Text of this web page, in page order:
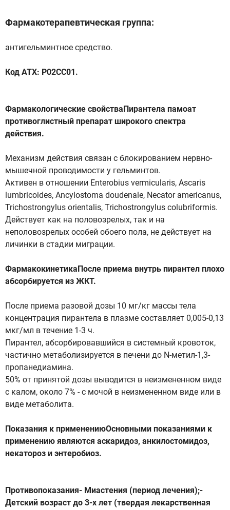
Фармакотерапевтическая группа:
антигельминтное средство.
Код АТХ: Р02СС01.
Фармакологические свойстваПирантела памоат
противоглистный препарат широкого спектра
действия.
Механизм действия связан с блокированием нервно-
мышечной проводимости у гельминтов.
Активен в отношении Enterobius vermicularis, Ascaris
lumbricoides, Ancylostoma doudenale, Necator americanus,
Trichostrongylus orientalis, Trichostrongylus colubriformis.
Действует как на половозрелых, так и на
неполовозрелых особей обоего пола, не действует на
личинки в стадии миграции.
ФармакокинетикаПосле приема внутрь пирантел плохо
абсорбируется из ЖКТ.
После приема разовой дозы 10 мг/кг массы тела
концентрация пирантела в плазме составляет 0,005-0,13
мкг/мл в течение 1-3 ч.
Пирантел, абсорбировавшийся в системный кровоток,
частично метаболизируется в печени до N-метил-1,3-
пропанедиамина.
50% от принятой дозы выводится в неизмененном виде
с калом, около 7% - с мочой в неизмененном виде или в
виде метаболита.
Показания к применениюОсновными показаниями к
применению являются аскаридоз, анкилостомидоз,
некатороз и энтеробиоз.
Противопоказания- Миастения (период лечения);-
Детский возраст до 3-х лет (твердая лекарственная